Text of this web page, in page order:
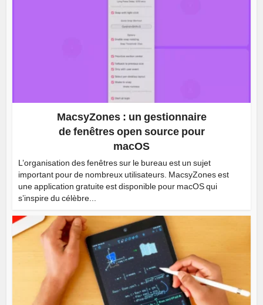
MacsyZones : un gestionnaire
de fenêtres open source pour
macOS
L’organisation des fenêtres sur le bureau est un sujet
important pour de nombreux utilisateurs. MacsyZones est
une application gratuite est disponible pour macOS qui
s’inspire du célèbre...